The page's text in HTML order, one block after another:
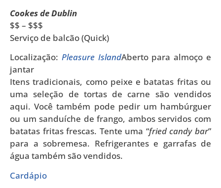
Cookes de Dublin
$$ – $$$
Serviço de balcão (Quick)
Localização: Pleasure IslandAberto para almoço e
jantar
Itens tradicionais, como peixe e batatas fritas ou
uma seleção de tortas de carne são vendidos
aqui. Você também pode pedir um hambúrguer
ou um sanduíche de frango, ambos servidos com
batatas fritas frescas. Tente uma “fried candy bar”
para a sobremesa. Refrigerantes e garrafas de
água também são vendidos.
Cardápio